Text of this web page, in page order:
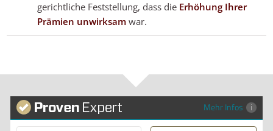
gerichtliche Feststellung, dass die Erhöhung Ihrer
Prämien unwirksam war.
Mehr Infos